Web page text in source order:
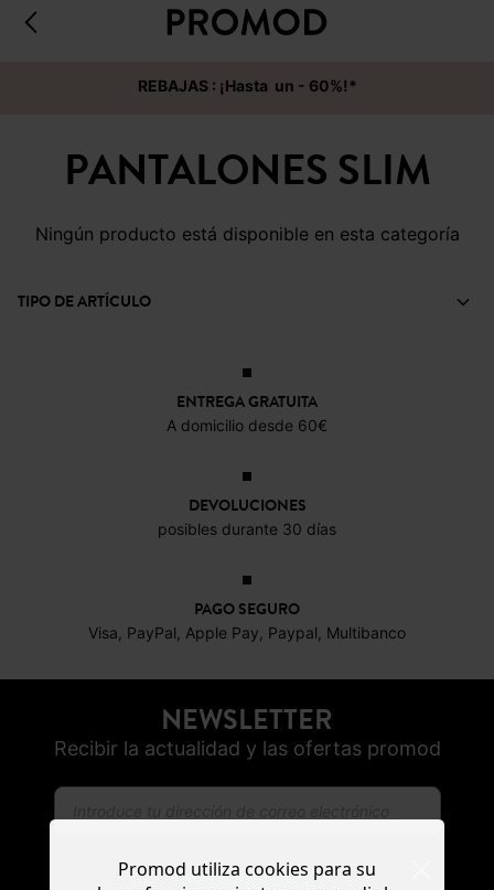
REBAJAS : ¡Hasta un - 60%!*
PANTALONES SLIM
Ningún producto está disponible en esta categoría
TIPO DE ARTÍCULO
ENTREGA GRATUITA
A domicilio desde 60€
DEVOLUCIONES
posibles durante 30 días
PAGO SEGURO
Visa, PayPal, Apple Pay, Paypal, Multibanco
NEWSLETTER
Recibir la actualidad y las ofertas promod
Promod utiliza cookies para su